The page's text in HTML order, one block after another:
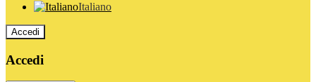
Italiano
Accedi
Accedi